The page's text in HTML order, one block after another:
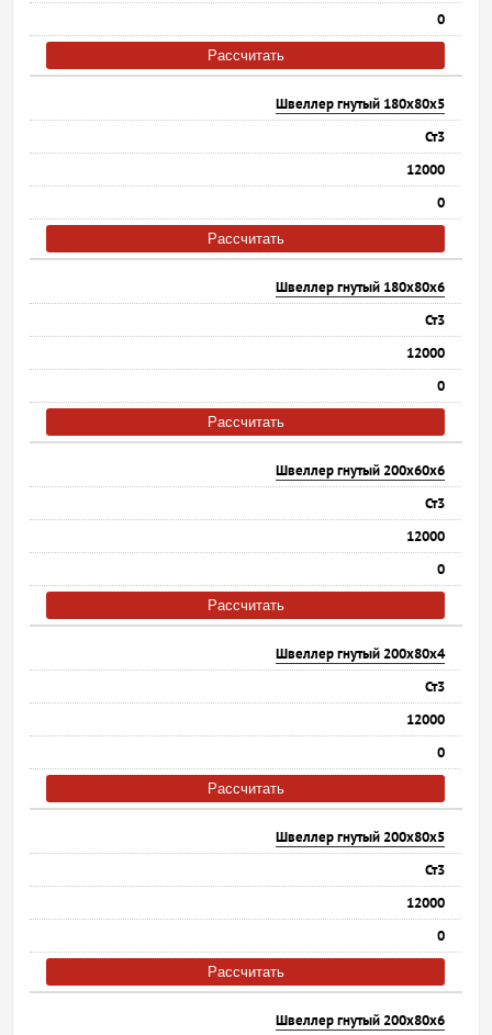
0
Рассчитать
Швеллер гнутый 180х80х5
Ст3
12000
0
Рассчитать
Швеллер гнутый 180х80х6
Ст3
12000
0
Рассчитать
Швеллер гнутый 200х60х6
Ст3
12000
0
Рассчитать
Швеллер гнутый 200х80х4
Ст3
12000
0
Рассчитать
Швеллер гнутый 200х80х5
Ст3
12000
0
Рассчитать
Швеллер гнутый 200х80х6